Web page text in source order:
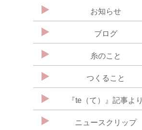
お知らせ
ブログ
糸のこと
つくること
『te（て）』記事より
ニュースクリップ